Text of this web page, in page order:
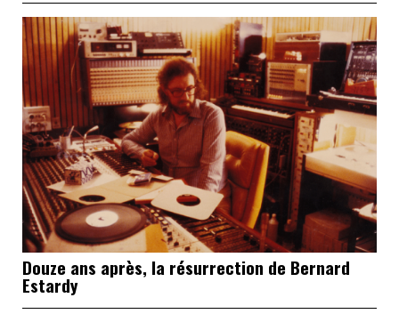
Douze ans après, la résurrection de Bernard
Estardy